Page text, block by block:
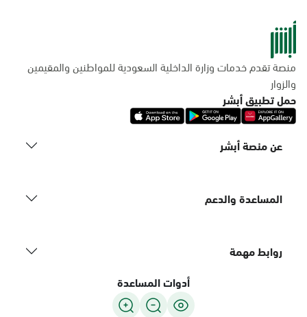
منصة تقدم خدمات وزارة الداخلية السعودية للمواطنين والمقيمين
والزوار
حمل تطبيق أبشر
عن منصة أبشر
المساعدة والدعم
روابط مهمة
أدوات المساعدة